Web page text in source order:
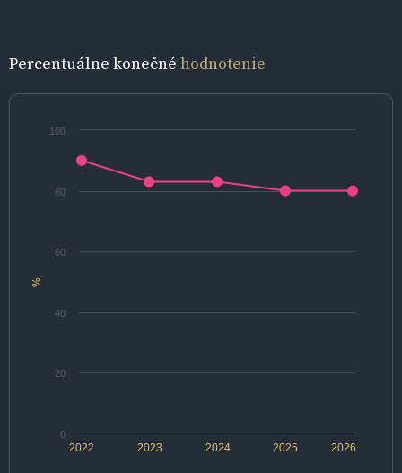
Percentuálne konečné hodnotenie
%
2022 2024 2026
2023 2025
0
20
40
60
80
100